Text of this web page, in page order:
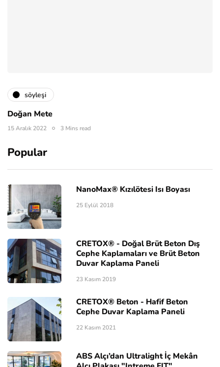
söyleşi
Doğan Mete
15 Aralık 2022 3 Mins read
Popular
NanoMax® Kızılötesi Isı Boyası
25 Eylül 2018
CRETOX® - Doğal Brüt Beton Dış
Cephe Kaplamaları ve Brüt Beton
Duvar Kaplama Paneli
23 Kasım 2019
CRETOX® Beton - Hafif Beton
Cephe Duvar Kaplama Paneli
22 Kasım 2021
ABS Alçı’dan Ultralight İç Mekân